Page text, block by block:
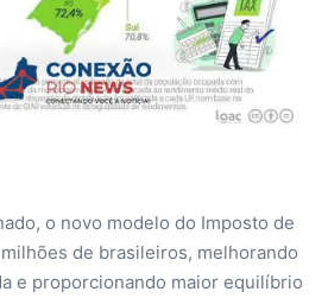
o novo modelo do Imposto de
de brasileiros, melhorando
e proporcionando maior equilíbrio